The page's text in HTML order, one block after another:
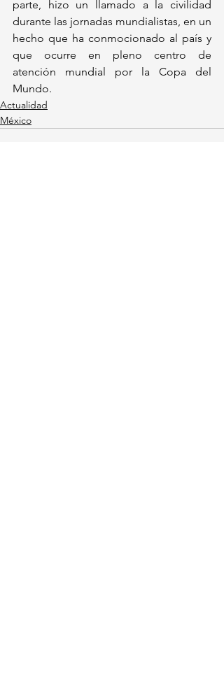
parte, hizo un llamado a la civilidad
durante las jornadas mundialistas, en un
hecho que ha conmocionado al país y
que ocurre en pleno centro de
atención mundial por la Copa del
Mundo.
Actualidad
México